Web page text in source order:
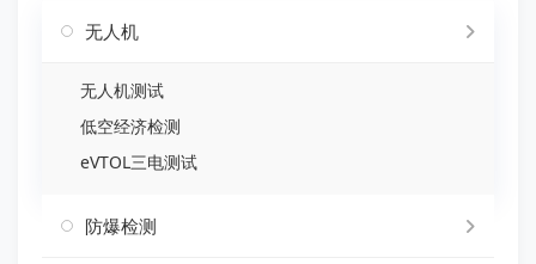
无人机
无人机测试
低空经济检测
eVTOL三电测试
防爆检测